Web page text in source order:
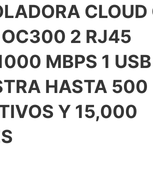
2 RJ45
MBPS 1
HASTA 500
Y 15,000